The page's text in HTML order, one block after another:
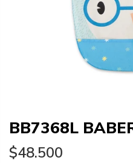
BB7368L
$48.500